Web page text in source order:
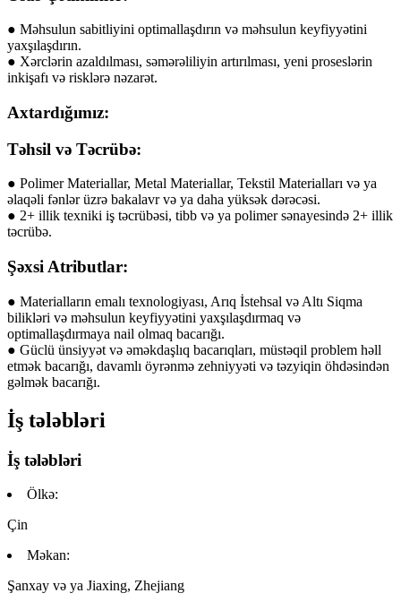
● Məhsulun sabitliyini optimallaşdırın və məhsulun keyfiyyətini
yaxşılaşdırın.
● Xərclərin azaldılması, səmərəliliyin artırılması, yeni proseslərin
inkişafı və risklərə nəzarət.
Axtardığımız:
Təhsil və Təcrübə:
● Polimer Materiallar, Metal Materiallar, Tekstil Materialları və ya
əlaqəli fənlər üzrə bakalavr və ya daha yüksək dərəcəsi.
● 2+ illik texniki iş təcrübəsi, tibb və ya polimer sənayesində 2+ illik
təcrübə.
Şəxsi Atributlar:
● Materialların emalı texnologiyası, Arıq İstehsal və Altı Siqma
bilikləri və məhsulun keyfiyyətini yaxşılaşdırmaq və
optimallaşdırmaya nail olmaq bacarığı.
● Güclü ünsiyyət və əməkdaşlıq bacarıqları, müstəqil problem həll
etmək bacarığı, davamlı öyrənmə zehniyyəti və təzyiqin öhdəsindən
gəlmək bacarığı.
İş tələbləri
İş tələbləri
Ölkə:
Çin
Məkan:
Şanxay və ya Jiaxing, Zhejiang